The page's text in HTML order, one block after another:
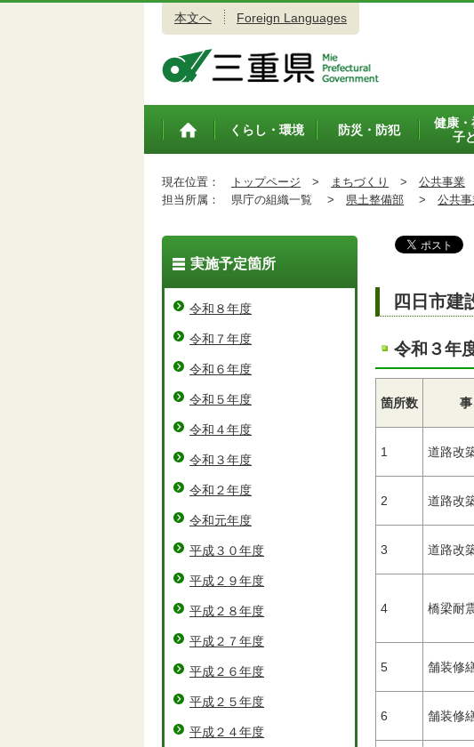
本文へ Foreign Languages
トップペ
くらし・環境 防災・防犯
健康・
子
現在位置： トップページ > まちづくり > 公共事業
担当所属：
県庁の組織一覧 > 県土整備部 > 公共
四日市建
令和３年
箇所数
1 道路改
2 道路改
3 道路改
4 橋梁耐
5 舗装修
6 舗装修
実施予定箇所
令和８年度
令和７年度
令和６年度
令和５年度
令和４年度
令和３年度
令和２年度
令和元年度
平成３０年度
平成２９年度
平成２８年度
平成２７年度
平成２６年度
平成２５年度
平成２４年度